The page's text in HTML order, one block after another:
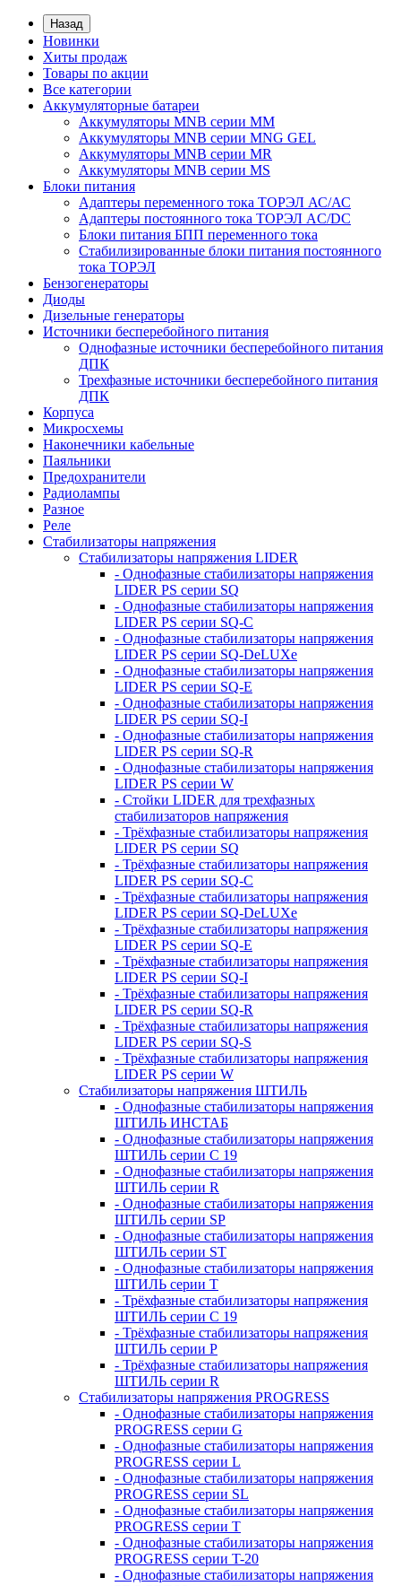
Назад
Новинки
Хиты продаж
Товары по акции
Все категории
Аккумуляторные батареи
Аккумуляторы MNB серии MM
Аккумуляторы MNB серии MNG GEL
Аккумуляторы MNB серии MR
Аккумуляторы MNB серии MS
Блоки питания
Адаптеры переменного тока ТОРЭЛ АС/АС
Адаптеры постоянного тока ТОРЭЛ AC/DC
Блоки питания БПП переменного тока
Стабилизированные блоки питания постоянного
тока ТОРЭЛ
Бензогенераторы
Диоды
Дизельные генераторы
Источники бесперебойного питания
Однофазные источники бесперебойного питания
ДПК
Трехфазные источники бесперебойного питания
ДПК
Корпуса
Микросхемы
Наконечники кабельные
Паяльники
Предохранители
Радиолампы
Разное
Реле
Стабилизаторы напряжения
Стабилизаторы напряжения LIDER
- Однофазные стабилизаторы напряжения
LIDER PS серии SQ
- Однофазные стабилизаторы напряжения
LIDER PS серии SQ-C
- Однофазные стабилизаторы напряжения
LIDER PS серии SQ-DeLUXe
- Однофазные стабилизаторы напряжения
LIDER PS серии SQ-E
- Однофазные стабилизаторы напряжения
LIDER PS серии SQ-I
- Однофазные стабилизаторы напряжения
LIDER PS серии SQ-R
- Однофазные стабилизаторы напряжения
LIDER PS серии W
- Стойки LIDER для трехфазных
стабилизаторов напряжения
- Трёхфазные стабилизаторы напряжения
LIDER PS серии SQ
- Трёхфазные стабилизаторы напряжения
LIDER PS серии SQ-C
- Трёхфазные стабилизаторы напряжения
LIDER PS серии SQ-DeLUXe
- Трёхфазные стабилизаторы напряжения
LIDER PS серии SQ-E
- Трёхфазные стабилизаторы напряжения
LIDER PS серии SQ-I
- Трёхфазные стабилизаторы напряжения
LIDER PS серии SQ-R
- Трёхфазные стабилизаторы напряжения
LIDER PS серии SQ-S
- Трёхфазные стабилизаторы напряжения
LIDER PS серии W
Стабилизаторы напряжения ШТИЛЬ
- Однофазные стабилизаторы напряжения
ШТИЛЬ ИНСТАБ
- Однофазные стабилизаторы напряжения
ШТИЛЬ серии C 19
- Однофазные стабилизаторы напряжения
ШТИЛЬ серии R
- Однофазные стабилизаторы напряжения
ШТИЛЬ серии SP
- Однофазные стабилизаторы напряжения
ШТИЛЬ серии ST
- Однофазные стабилизаторы напряжения
ШТИЛЬ серии T
- Трёхфазные стабилизаторы напряжения
ШТИЛЬ серии C 19
- Трёхфазные стабилизаторы напряжения
ШТИЛЬ серии P
- Трёхфазные стабилизаторы напряжения
ШТИЛЬ серии R
Стабилизаторы напряжения PROGRESS
- Однофазные стабилизаторы напряжения
PROGRESS серии G
- Однофазные стабилизаторы напряжения
PROGRESS серии L
- Однофазные стабилизаторы напряжения
PROGRESS серии SL
- Однофазные стабилизаторы напряжения
PROGRESS серии T
- Однофазные стабилизаторы напряжения
PROGRESS серии T-20
- Однофазные стабилизаторы напряжения